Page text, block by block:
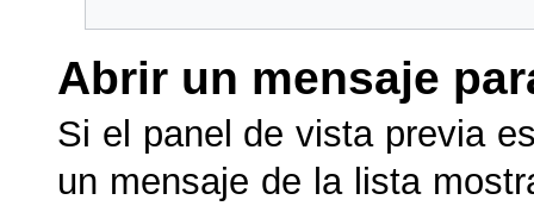
Abrir un mensaje
Si el panel de vista previa
un mensaje de la lista